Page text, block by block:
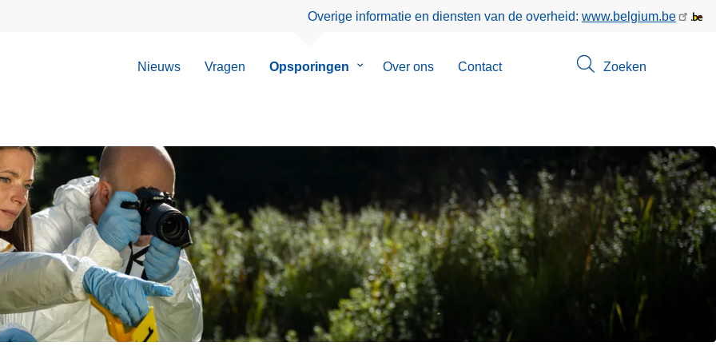
Overige informatie en diensten van de overheid: www.belgium.be
Nieuws Vragen Opsporingen
SubmenuOver ons Contact Zoeken